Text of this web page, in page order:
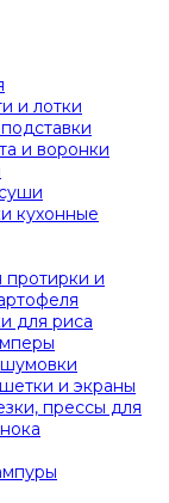
и лотки
и воронки
кухонные
и
для риса
и экраны
прессы для